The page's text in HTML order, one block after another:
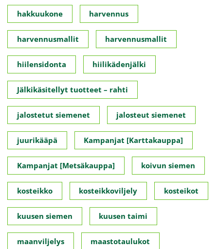
hakkuukone harvennus
harvennusmallit harvennusmallit
hiilensidonta hiilikädenjälki
Jälkikäsitellyt tuotteet – rahti
jalostetut siemenet jalosteut siemenet
juurikääpä Kampanjat [Karttakauppa]
Kampanjat [Metsäkauppa] koivun siemen
kosteikko kosteikkoviljely kosteikot
kuusen siemen kuusen taimi
maanviljelys maastotaulukot